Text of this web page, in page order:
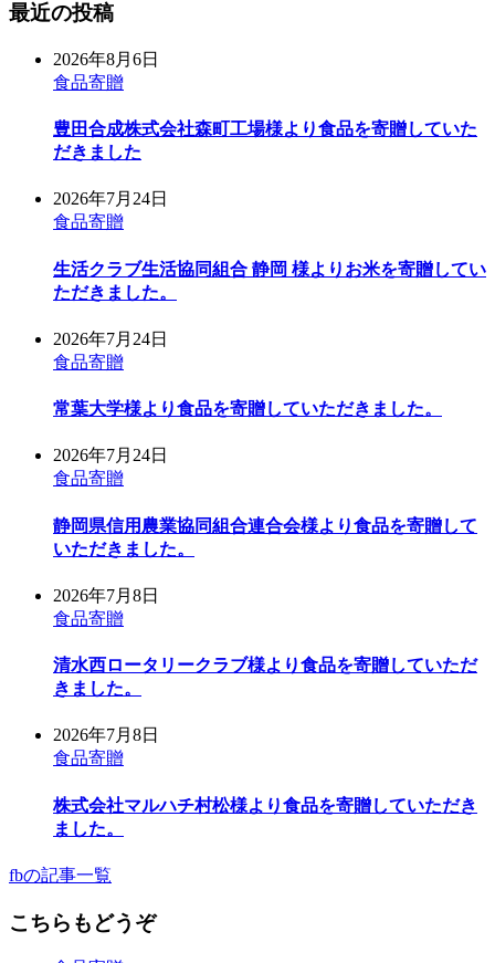
最近の投稿
2026年8月6日
食品寄贈
豊田合成株式会社森町工場様より食品を寄贈していた
だきました
2026年7月24日
食品寄贈
生活クラブ生活協同組合 静岡 様よりお米を寄贈してい
ただきました。
2026年7月24日
食品寄贈
常葉大学様より食品を寄贈していただきました。
2026年7月24日
食品寄贈
静岡県信用農業協同組合連合会様より食品を寄贈して
いただきました。
2026年7月8日
食品寄贈
清水西ロータリークラブ様より食品を寄贈していただ
きました。
2026年7月8日
食品寄贈
株式会社マルハチ村松様より食品を寄贈していただき
ました。
fbの記事一覧
こちらもどうぞ